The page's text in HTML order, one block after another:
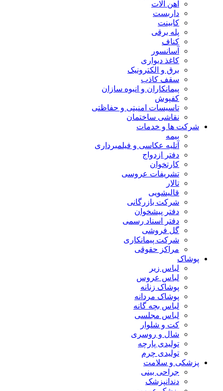
آهن آلات
داربست
کابینت
پله برقی
کناف
آسانسور
کاغذ دیواری
برق و الکترونیک
سقف کاذب
پیمانکاران و انبوه سازان
کفپوش
تاسیسات امنیتی و حفاظتی
نقاشی ساختمان
شرکت ها و خدمات
بیمه
آتلیه عکاسی و فیلمبرداری
دفتر ازدواج
کارتخوان
تشریفات عروسی
تالار
قالیشویی
شرکت بازرگانی
دفتر پیشخوان
دفتر اسناد رسمی
گل فروشی
شرکت پیمانکاری
مراکز حقوقی
پوشاک
لباس زیر
لباس عروس
پوشاک زنانه
پوشاک مردانه
لباس بچه گانه
لباس مجلسی
کت و شلوار
شال و روسری
تولیدی پارچه
تولیدی چرم
پزشکی و سلامت
جراحی بینی
دندانپزشک